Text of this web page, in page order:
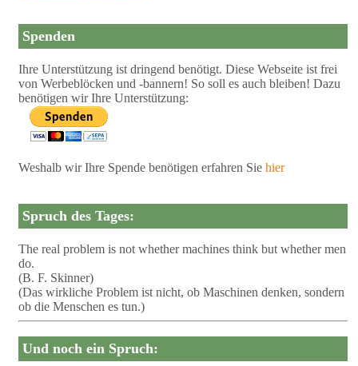
Spenden
Ihre Unterstützung ist dringend benötigt. Diese Webseite ist frei
von Werbeblöcken und -bannern! So soll es auch bleiben! Dazu
benötigen wir Ihre Unterstützung:
Weshalb wir Ihre Spende benötigen erfahren Sie hier
Spruch des Tages:
The real problem is not whether machines think but whether men
do.
(B. F. Skinner)
(Das wirkliche Problem ist nicht, ob Maschinen denken, sondern
ob die Menschen es tun.)
Und noch ein Spruch: